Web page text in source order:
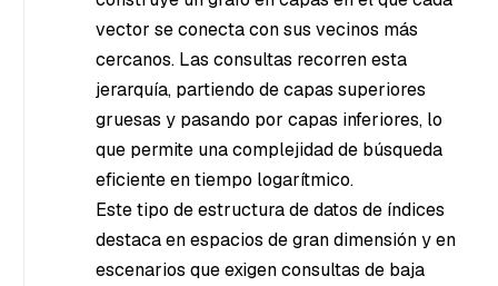
vector se conecta con sus vecinos más
cercanos. Las consultas recorren esta
jerarquía, partiendo de capas superiores
gruesas y pasando por capas inferiores, lo
que permite una complejidad de búsqueda
eficiente en tiempo logarítmico.
Este tipo de estructura de datos de índices
destaca en espacios de gran dimensión y en
escenarios que exigen consultas de baja